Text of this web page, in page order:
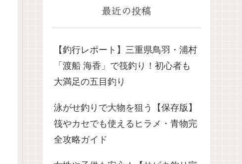
最近の投稿
【釣行レポート】三重県鳥羽・浦村
「渡船 海香」で筏釣り！初心者も
大満足の五目釣り
泳がせ釣りで大物を狙う【保存版】
筏やカセでも使えるヒラメ・青物完
全攻略ガイド